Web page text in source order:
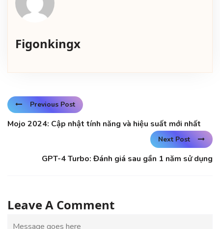
Figonkingx
Previous Post
Mojo 2024: Cập nhật tính năng và hiệu suất mới nhất
Next Post
GPT-4 Turbo: Đánh giá sau gần 1 năm sử dụng
Leave A Comment